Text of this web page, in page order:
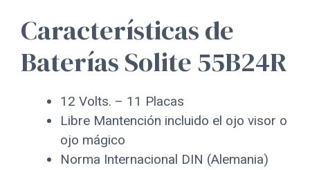
Características de
Baterías Solite 55B24R
12 Volts. – 11 Placas
Libre Mantención incluido el ojo visor o
ojo mágico
Norma Internacional DIN (Alemania)